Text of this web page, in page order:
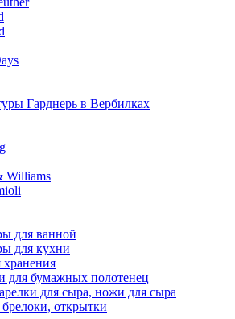
Гарднерь в Вербилках
Williams
для ванной
для кухни
хранения
для бумажных полотенец
для сыра, ножи для сыра
открытки